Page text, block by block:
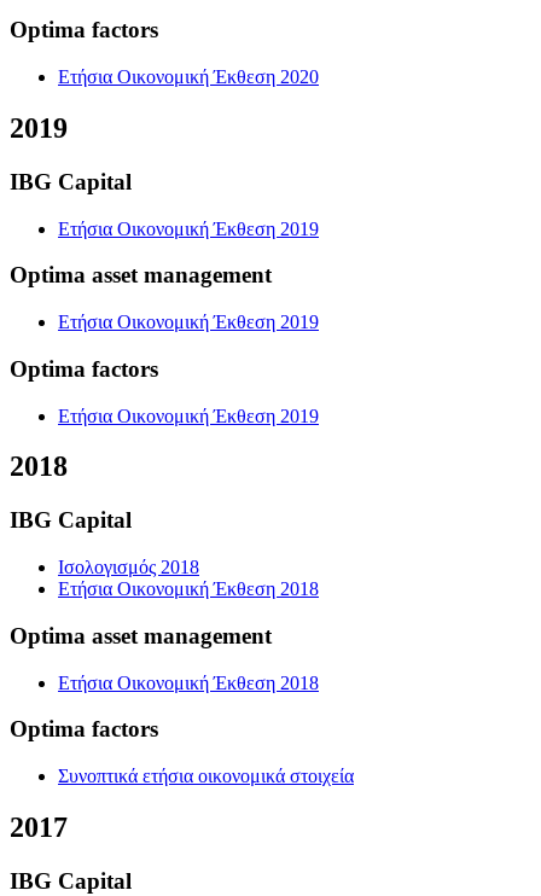
Optima factors
Ετήσια Οικονομική Έκθεση 2020
2019
IBG Capital
Ετήσια Οικονομική Έκθεση 2019
Optima asset management
Ετήσια Οικονομική Έκθεση 2019
Optima factors
Ετήσια Οικονομική Έκθεση 2019
2018
IBG Capital
Ισολογισμός 2018
Ετήσια Οικονομική Έκθεση 2018
Optima asset management
Ετήσια Οικονομική Έκθεση 2018
Optima factors
Συνοπτικά ετήσια οικονομικά στοιχεία
2017
IBG Capital